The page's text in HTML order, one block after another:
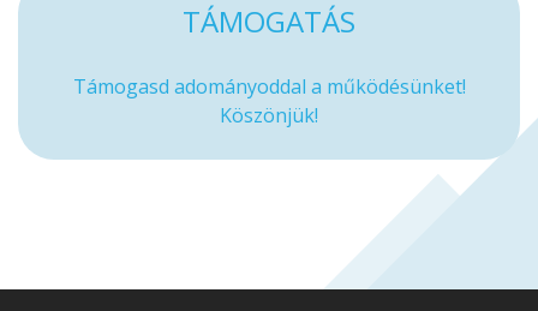
TÁMOGATÁS
Támogasd adományoddal a működésünket!
Köszönjük!